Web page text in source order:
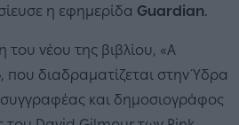
η εφημερίδα Guardian.
νέου της βιβλίου, «Α
διαδραματίζεται στην Ύδρα
και δημοσιογράφος